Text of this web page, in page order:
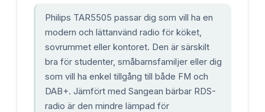
Philips TAR5505 passar dig som vill ha en
modern och lättanvänd radio för köket,
sovrummet eller kontoret. Den är särskilt
bra för studenter, småbarnsfamiljer eller dig
som vill ha enkel tillgång till både FM och
DAB+. Jämfört med Sangean bärbar RDS-
radio är den mindre lämpad för